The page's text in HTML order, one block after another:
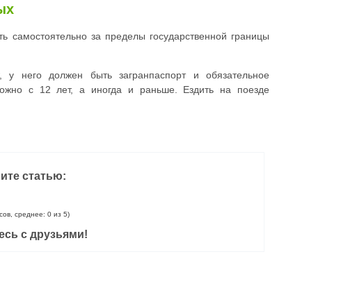
самостоятельно за пределы государственной границы
него должен быть загранпаспорт и обязательное
с 12 лет, а иногда и раньше. Ездить на поезде
статью:
среднее: 0 из 5)
с друзьями!